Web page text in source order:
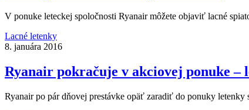
V ponuke leteckej spoločnosti Ryanair môžete objaviť lacné
Lacné letenky
8. januára 2016
Ryanair pokračuje v akciovej ponuke –
Ryanair po pár dňovej prestávke opäť zaradiť do ponuky